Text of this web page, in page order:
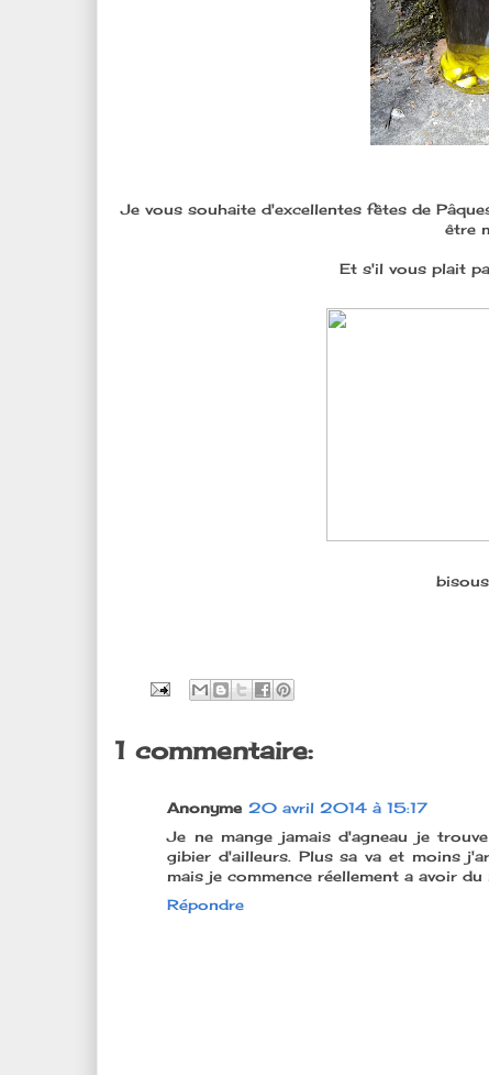
Je vous souhaite d'excellentes fêtes de
être
Et s'il vous plait
1 commentaire:
Anonyme 20 avril 2014 à 15:17
Je ne mange jamais d'agneau je
gibier d'ailleurs. Plus sa va et moins
mais je commence réellement a avoir
Répondre